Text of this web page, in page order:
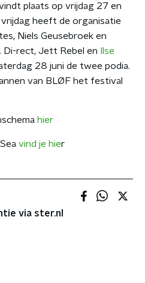
plaats op vrijdag 27 en
heeft de organisatie
Niels Geusebroek en
Di-rect, Jett Rebel en
Ilse
28 juni de twee podia.
van BLØF het festival
hier
vind je hier
via ster.nl